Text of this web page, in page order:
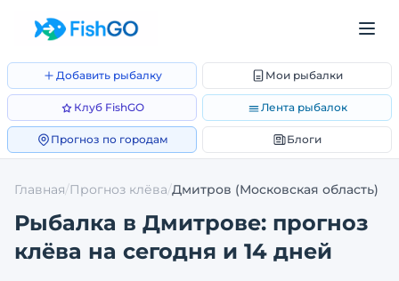
Добавить рыбалку Мои рыбалки
Клуб FishGO Лента рыбалок
Прогноз по городам Блоги
Главная/Прогноз клёва/Дмитров (Московская область)
Рыбалка в Дмитрове: прогноз
клёва на сегодня и 14 дней